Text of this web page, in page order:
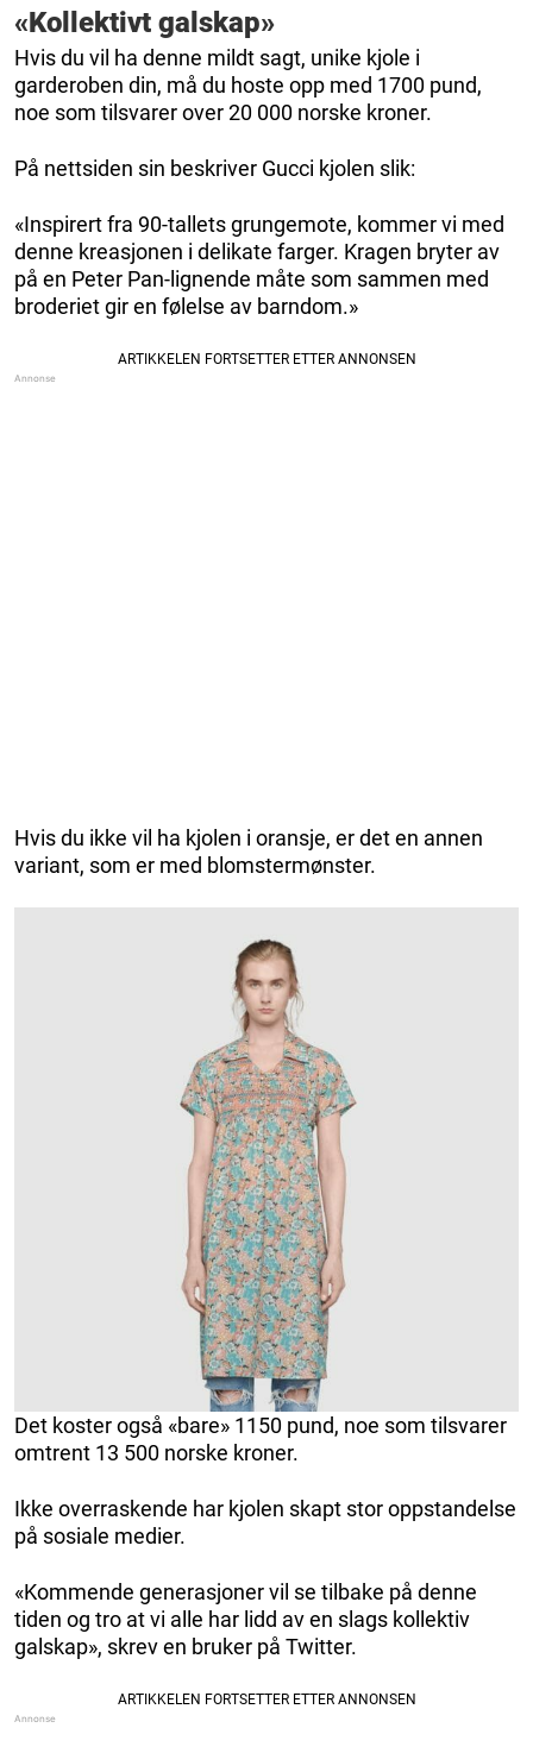
«Kollektivt galskap»
Hvis du vil ha denne mildt sagt, unike kjole i
garderoben din, må du hoste opp med 1700 pund,
noe som tilsvarer over 20 000 norske kroner.
På nettsiden sin beskriver Gucci kjolen slik:
«Inspirert fra 90-tallets grungemote, kommer vi med
denne kreasjonen i delikate farger. Kragen bryter av
på en Peter Pan-lignende måte som sammen med
broderiet gir en følelse av barndom.»
Hvis du ikke vil ha kjolen i oransje, er det en annen
variant, som er med blomstermønster.
Det koster også «bare» 1150 pund, noe som tilsvarer
omtrent 13 500 norske kroner.
Ikke overraskende har kjolen skapt stor oppstandelse
på sosiale medier.
«Kommende generasjoner vil se tilbake på denne
tiden og tro at vi alle har lidd av en slags kollektiv
galskap», skrev en bruker på Twitter.